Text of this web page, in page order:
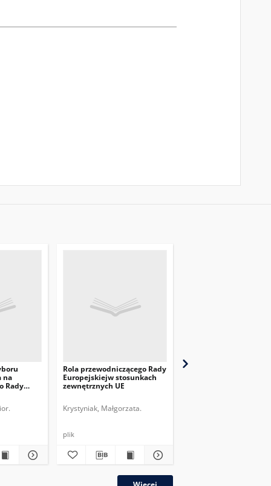
na
Rady
Rola przewodniczącego Rady
Europejskiejw stosunkach
zewnętrznych UE
Krystyniak, Małgorzata.
plik